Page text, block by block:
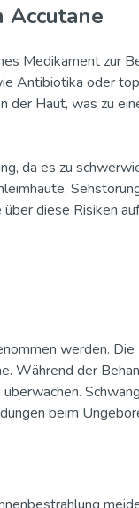
Accutane
Medikament zur
Antibiotika oder
der Haut, was zu
da es zu
diese Risiken
werden. Die
Während der
beim